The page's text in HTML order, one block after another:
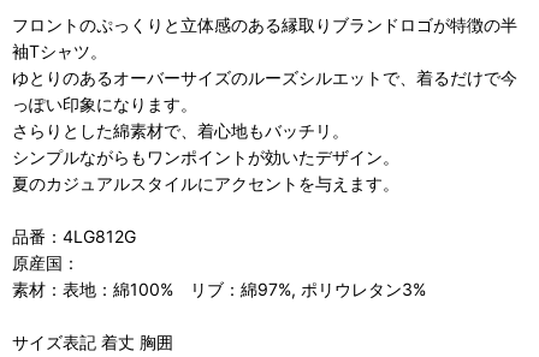
フロントのぷっくりと立体感のある縁取りブランドロゴが特徴の半
袖Tシャツ。
ゆとりのあるオーバーサイズのルーズシルエットで、着るだけで今
っぽい印象になります。
さらりとした綿素材で、着心地もバッチリ。
シンプルながらもワンポイントが効いたデザイン。
夏のカジュアルスタイルにアクセントを与えます。
品番：4LG812G
原産国：
素材：表地：綿100% リブ：綿97%, ポリウレタン3%
サイズ表記 着丈 胸囲